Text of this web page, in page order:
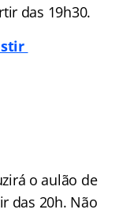
das 19h30.
o aulão de
das 20h. Não